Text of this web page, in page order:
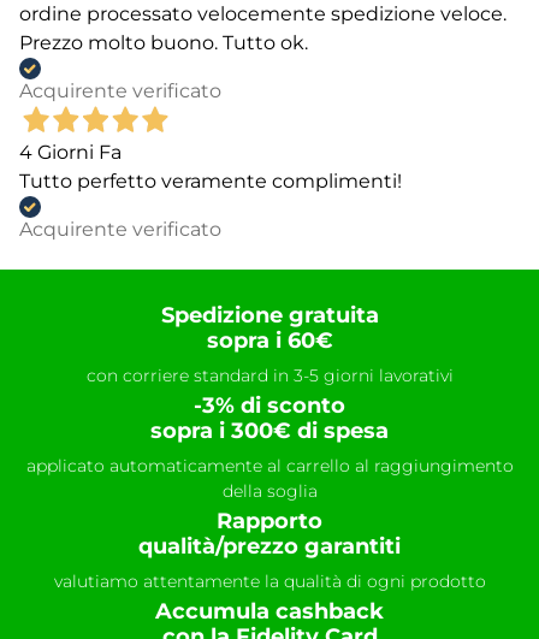
ordine processato velocemente spedizione veloce.
Prezzo molto buono. Tutto ok.
Acquirente verificato
4 Giorni Fa
Tutto perfetto veramente complimenti!
Acquirente verificato
Spedizione gratuita
sopra i 60€
con corriere standard in 3-5 giorni lavorativi
-3% di sconto
sopra i 300€ di spesa
applicato automaticamente al carrello al raggiungimento
della soglia
Rapporto
qualità/prezzo garantiti
valutiamo attentamente la qualità di ogni prodotto
Accumula cashback